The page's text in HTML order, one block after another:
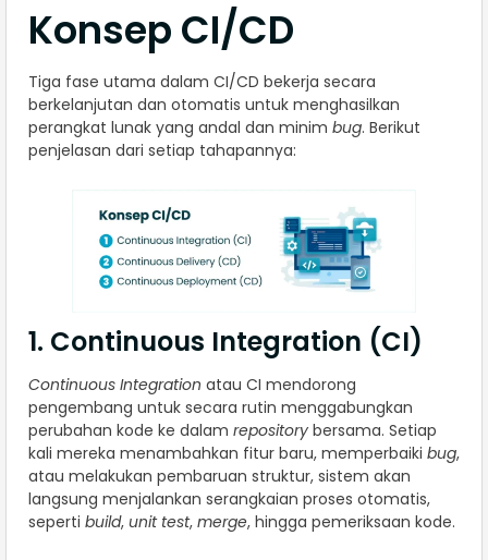
Konsep CI/CD
Tiga fase utama dalam CI/CD bekerja secara
berkelanjutan dan otomatis untuk menghasilkan
perangkat lunak yang andal dan minim bug. Berikut
penjelasan dari setiap tahapannya:
1. Continuous Integration (CI)
Continuous Integration atau CI mendorong
pengembang untuk secara rutin menggabungkan
perubahan kode ke dalam repository bersama. Setiap
kali mereka menambahkan fitur baru, memperbaiki bug,
atau melakukan pembaruan struktur, sistem akan
langsung menjalankan serangkaian proses otomatis,
seperti build, unit test, merge, hingga pemeriksaan kode.